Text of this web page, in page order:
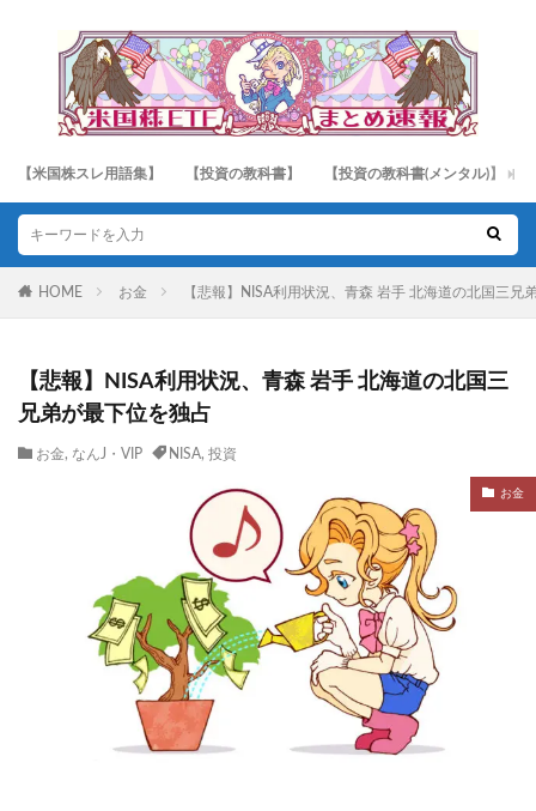
【米国株スレ用語集】 【投資の教科書】 【投資の教科書(メンタル)】
HOME お金 【悲報】NISA利用状況、青森 岩手 北海道の北国三兄
【悲報】NISA利用状況、青森 岩手 北海道の北国三
兄弟が最下位を独占
お金, なんJ・VIP NISA, 投資
お金